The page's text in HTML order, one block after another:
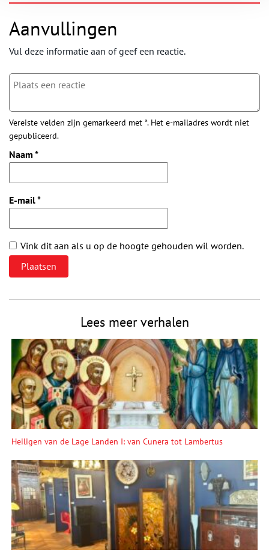
Aanvullingen
Vul deze informatie aan of geef een reactie.
Vereiste velden zijn gemarkeerd met *. Het e-mailadres wordt niet
gepubliceerd.
Naam *
E-mail*
Vink dit aan als u op de hoogte gehouden wil worden.
Lees meer verhalen
Heiligen van de Lage Landen I: van Cunera tot Lambertus